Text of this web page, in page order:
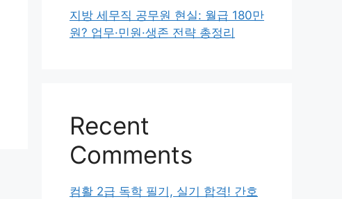
지방 세무직 공무원 현실: 월급 180만
원? 업무·민원·생존 전략 총정리
Recent
Comments
컴활 2급 독학 필기, 실기 합격! 간호